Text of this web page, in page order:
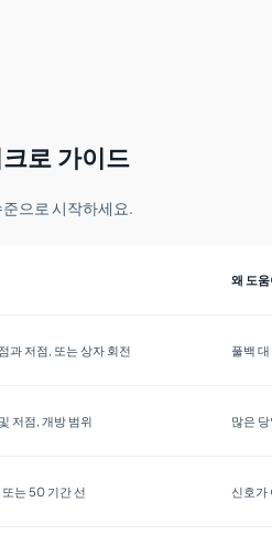
로 가이드
으로 시작하세요.
왜 도
과 저점, 또는 상자 회전 풀백
저점, 개방 범위 많은
는 50 기간 선 신호가